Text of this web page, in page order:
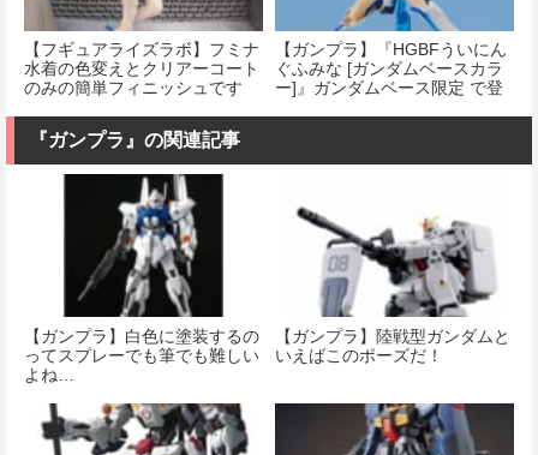
【フギュアライズラボ】フミナ
水着の色変えとクリアーコート
のみの簡単フィニッシュです
【ガンプラ】『HGBFういにん
ぐふみな [ガンダムベースカラ
ー]』ガンダムベース限定 で登
『ガンプラ』の関連記事
【ガンプラ】白色に塗装するの
ってスプレーでも筆でも難しい
よね…
【ガンプラ】陸戦型ガンダムと
いえばこのポーズだ！